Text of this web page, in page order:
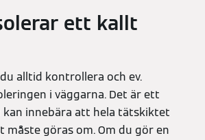
ett kallt
alltid kontrollera och ev.
i väggarna. Det är ett
innebära att hela tätskiktet
måste göras om. Om du gör en